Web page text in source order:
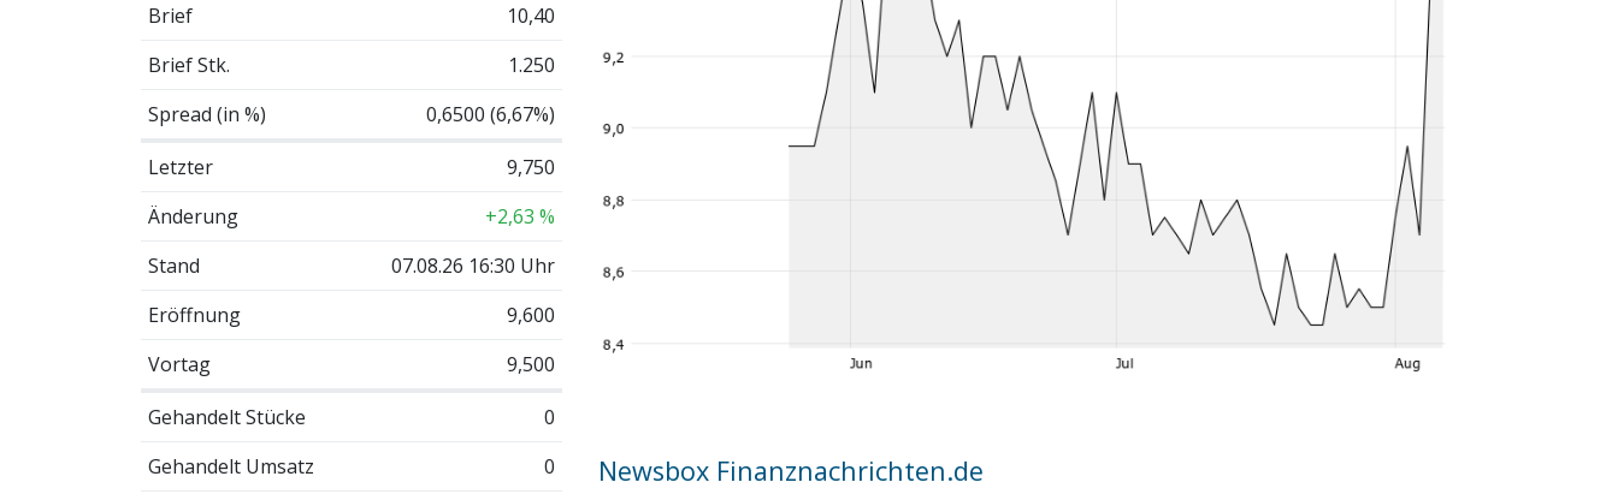
Brief
10,40
Brief Stk.
1.250
Spread (in %)
0,6500 (6,67%)
Letzter
9,750
Änderung
+2,63 %
Stand
07.08.26 16:30 Uhr
Eröffnung
9,600
Vortag
9,500
Gehandelt Stücke
0
Gehandelt Umsatz
0
Newsbox Finanznachrichten.de